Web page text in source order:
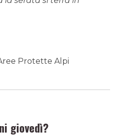
Protette Alpi
giovedì?